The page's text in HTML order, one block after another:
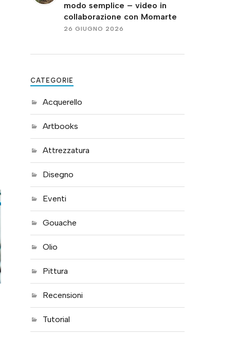
modo semplice – video in
collaborazione con Momarte
26 GIUGNO 2026
CATEGORIE
Acquerello
Artbooks
Attrezzatura
Disegno
Eventi
Gouache
Olio
Pittura
Recensioni
Tutorial